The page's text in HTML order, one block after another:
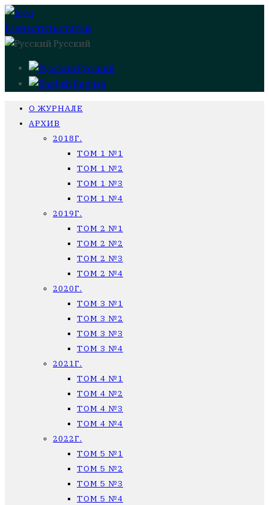
Разместить статью
Русский
Русский
English
О ЖУРНАЛЕ
АРХИВ
2018Г.
ТОМ 1 №1
ТОМ 1 №2
ТОМ 1 №3
ТОМ 1 №4
2019Г.
ТОМ 2 №1
ТОМ 2 №2
ТОМ 2 №3
ТОМ 2 №4
2020Г.
ТОМ 3 №1
ТОМ 3 №2
ТОМ 3 №3
ТОМ 3 №4
2021Г.
ТОМ 4 №1
ТОМ 4 №2
ТОМ 4 №3
ТОМ 4 №4
2022Г.
ТОМ 5 №1
ТОМ 5 №2
ТОМ 5 №3
ТОМ 5 №4